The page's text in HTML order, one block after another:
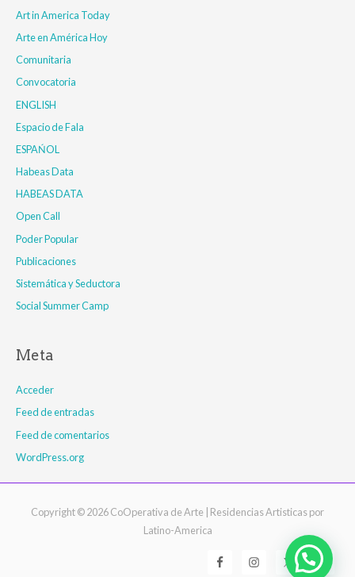
Art in America Today
Arte en América Hoy
Comunitaria
Convocatoria
ENGLISH
Espacio de Fala
ESPAŃOL
Habeas Data
HABEAS DATA
Open Call
Poder Popular
Publicaciones
Sistemática y Seductora
Social Summer Camp
Meta
Acceder
Feed de entradas
Feed de comentarios
WordPress.org
Copyright © 2026CoOperativa de Arte | Residencias Artisticas por
Latino-America